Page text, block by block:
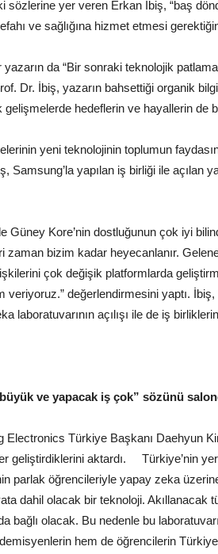
sözlerine yer veren Erkan İbiş, “baş
ve sağlığına hizmet etmesi
yazarın da “Bir sonraki teknolojik
Dr. İbiş, yazarın bahsettiği organik
gelişmelerde hedeflerin ve hayallerin
yeni teknolojinin toplumun
Samsung’la yapılan iş birliği ile açılan
Güney Kore’nin dostluğunun çok iyi
zaman bizim kadar heyecanlanır.
çok değişik platformlarda
veriyoruz.” değerlendirmesini yaptı.
laboratuvarının açılışı ile de iş
ve yapacak iş çok” sözünü
Electronics Türkiye Başkanı Daehyun
geliştirdiklerini aktardı. Türkiye’nin
parlak öğrencileriyle yapay zeka
dahil olacak bir teknoloji.
bağlı olacak. Bu nedenle bu
hem de öğrencilerin